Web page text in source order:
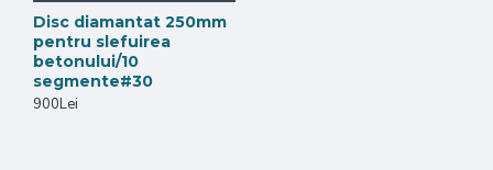
Disc diamantat 250mm
pentru slefuirea
betonului/10
segmente#30
900Lei